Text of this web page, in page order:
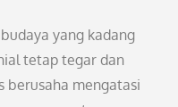
yang kadang
tetap tegar dan
berusaha mengatasi